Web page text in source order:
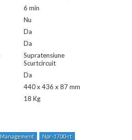
6 min
Nu
Da
Da
Supratensiune
Scurtcircuit
Da
440 x 436 x 87 mm
18 Kg
Management Npr-1700-rt